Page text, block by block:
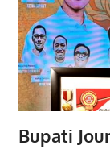
Bupati